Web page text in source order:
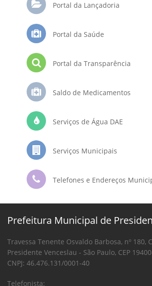
Portal da Lançadoria
Portal da Saúde
Portal da Transparência
Saldo de Medicamentos
Serviços de Água DAE
Serviços Municipais
Telefones e Endereços
Prefeitura Municipal de
Travessa Tenente Osvaldo Barbosa, nº 180,
Presidente Venceslau - São Paulo, CEP
CNPJ: 46.476.131/0001-40
Telefonista: